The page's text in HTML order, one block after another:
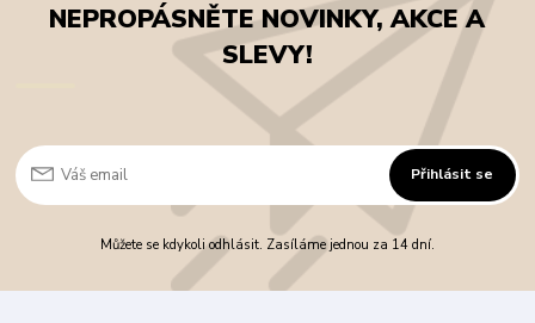
NEPROPÁSNĚTE NOVINKY, AKCE A
SLEVY!
Přihlásit se
Můžete se kdykoli odhlásit. Zasíláme jednou za 14 dní.